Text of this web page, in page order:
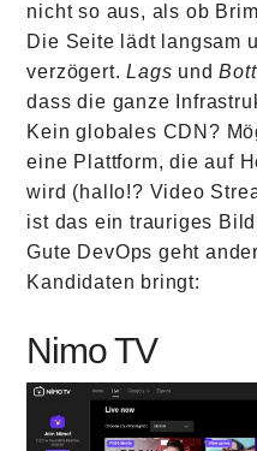
nicht so aus, als ob
Die Seite lädt langsam
verzögert.Lags und
dass die ganze
Kein globales CDN?
eine Plattform, die auf
wird (hallo!? Video
ist das ein trauriges
Gute DevOps geht
Kandidaten bringt:
Nimo TV